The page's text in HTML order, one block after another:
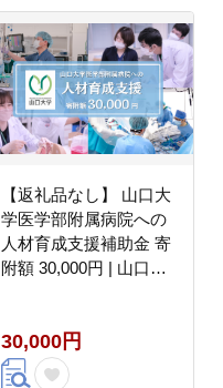
【返礼品なし】 山口大
学医学部附属病院への
人材育成支援補助金 寄
附額 30,000円 | 山口県
30,000円